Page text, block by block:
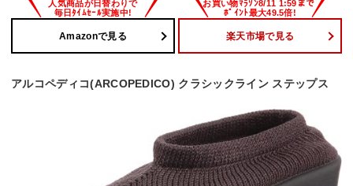
Amazonで見る 楽天市場で見る
アルコペディコ(ARCOPEDICO) クラシックライン ステップス